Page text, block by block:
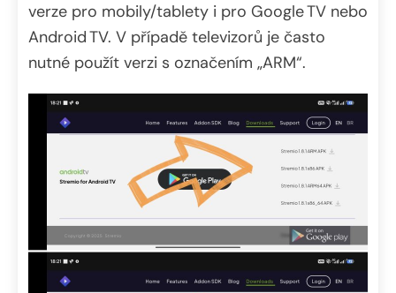
verze pro mobily/tablety i pro Google TV nebo
Android TV. V případě televizorů je často
nutné použít verzi s označením „ARM“.